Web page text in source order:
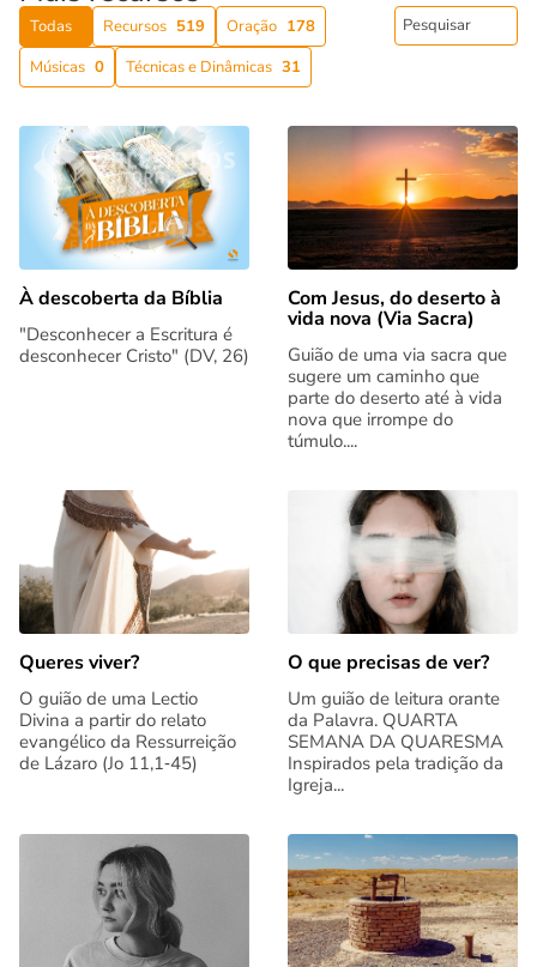
Todas Recursos 519 Oração 178
Músicas 0 Técnicas e Dinâmicas 31
À descoberta da Bíblia
"Desconhecer a Escritura é
desconhecer Cristo" (DV, 26)
Com Jesus, do deserto à
vida nova (Via Sacra)
Guião de uma via sacra que
sugere um caminho que
parte do deserto até à vida
nova que irrompe do
túmulo....
Queres viver?
O guião de uma Lectio
Divina a partir do relato
evangélico da Ressurreição
de Lázaro (Jo 11,1‑45)
O que precisas de ver?
Um guião de leitura orante
da Palavra. QUARTA
SEMANA DA QUARESMA
Inspirados pela tradição da
Igreja...